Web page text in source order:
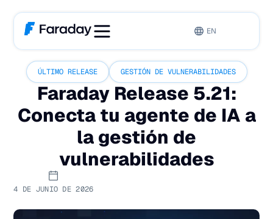
EN
ÚLTIMO RELEASE GESTIÓN DE VULNERABILIDADES
Faraday Release 5.21:
Conecta tu agente de IA a
la gestión de
vulnerabilidades
4 DE JUNIO DE 2026